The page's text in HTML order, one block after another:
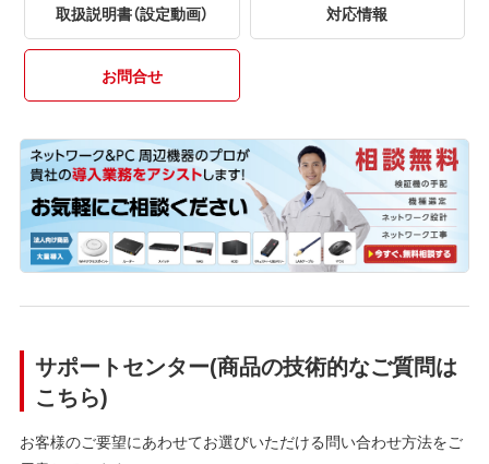
取扱説明書（設定動画） 対応情報
お問合せ
サポートセンター(商品の技術的なご質問は
こちら)
お客様のご要望にあわせてお選びいただける問い合わせ方法をご